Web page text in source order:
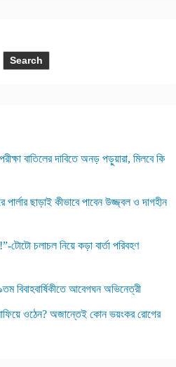
Search
বাতিলের দাবিতে অনড় পড়ুয়ারা, মিলবে কি
ছাড়াই কীভাবে পাবেন উজ্জ্বল ও দাগহীন
চলাচল নিয়ে কড়া বার্তা পরিবহণ
বিবাহবার্ষিকীতে আবেগঘন অভিনেত্রী
ওঠেন? অজান্তেই কোন ভয়ংকর রোগের